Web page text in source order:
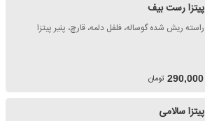
پیتزا رست بیف
راسته ریش شده گوساله، فلفل دلمه، قارچ، پنیر پیتزا
290,000 تومان
پیتزا سالامی